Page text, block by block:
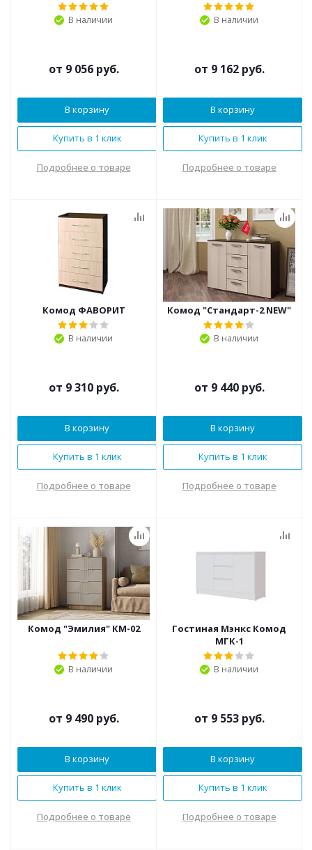
В наличии
от 9 056 руб.
В корзину
Купить в 1 клик
Подробнее о товаре
В наличии
от 9 162 руб.
В корзину
Купить в 1 клик
Подробнее о товаре
Комод ФАВОРИТ
В наличии
от 9 310 руб.
В корзину
Купить в 1 клик
Подробнее о товаре
Комод "Стандарт-2 NEW"
В наличии
от 9 440 руб.
В корзину
Купить в 1 клик
Подробнее о товаре
Комод "Эмилия" КМ-02
В наличии
от 9 490 руб.
В корзину
Купить в 1 клик
Подробнее о товаре
Гостиная Мэнкс Комод
МГК-1
В наличии
от 9 553 руб.
В корзину
Купить в 1 клик
Подробнее о товаре